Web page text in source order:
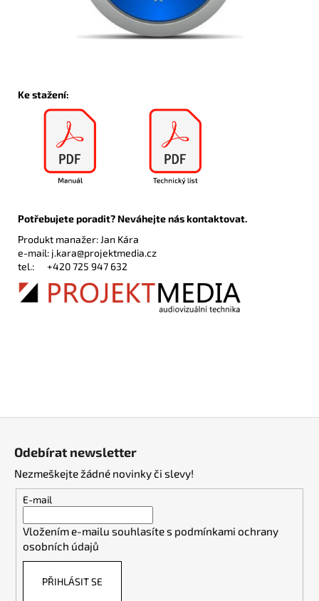
Ke stažení:
Potřebujete poradit? Neváhejte nás kontaktovat.
Produkt manažer: Jan Kára
e-mail: j.kara@projektmedia.cz
tel.: +420 725 947 632
Odebírat newsletter
Nezmeškejte žádné novinky či slevy!
E-mail
Vložením e-mailu souhlasíte s podmínkami ochrany
osobních údajů
PŘIHLÁSIT SE